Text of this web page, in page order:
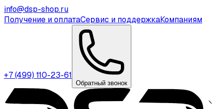
info@dsp-shop.ru
Получение и оплатаСервис и поддержкаКомпаниям
+7 (499) 110-23-61
Обратный звонок